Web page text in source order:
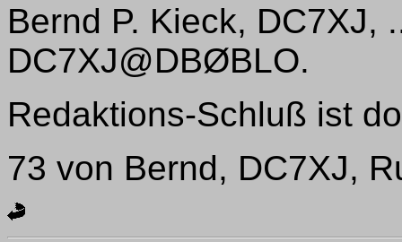
Bernd P. Kieck, DC7XJ,
DC7XJ@DBØBLO.
Redaktions-Schluß ist
73 von Bernd, DC7XJ,